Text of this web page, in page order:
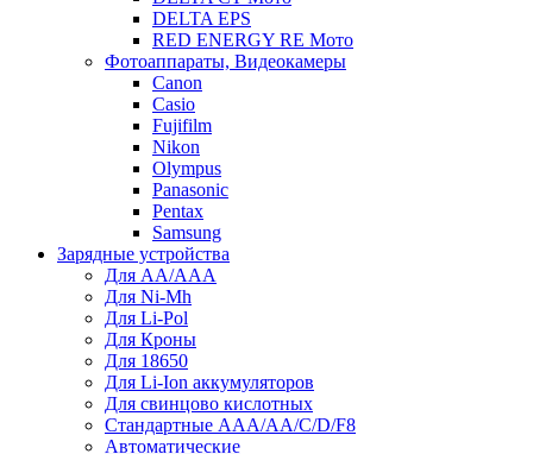
DELTA EPS
RED ENERGY RE Мото
Фотоаппараты, Видеокамеры
Canon
Casio
Fujifilm
Nikon
Olympus
Panasonic
Pentax
Samsung
Зарядные устройства
Для AA/AAA
Для Ni-Mh
Для Li-Pol
Для Кроны
Для 18650
Для Li-Ion аккумуляторов
Для свинцово кислотных
Стандартные ААА/АА/С/D/F8
Автоматические